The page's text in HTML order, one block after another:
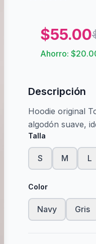
$55.00
Ahorro: $
Descripción
Hoodie original
algodón suave,
Talla
S M L
Color
Navy Gris